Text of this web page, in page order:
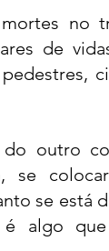
no
de
outro
se
se está
algo que